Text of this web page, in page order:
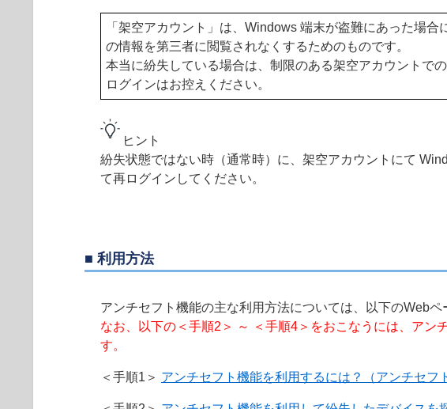
「架空アカウント」は、Windows 端末が盗難にあった場
の情報を第三者に閲覧されなくするためのものです。
本当に紛失している場合は、制限のある架空アカウントで
ログインはお控えください。
ヒント
紛失状態ではない時（通常時）に、架空アカウントにて
て再ログインしてください。
■ 利用方法
アンチセフト機能の主な利用方法については、以下のWebペ
なお、以下の＜手順2＞ ～ ＜手順4＞をおこなうには、アン
す。
＜手順1＞ アンチセフト機能を利用するには？（アンチセフ